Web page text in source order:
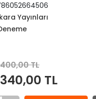
Yayınları
400,00 TL
340,00 TL